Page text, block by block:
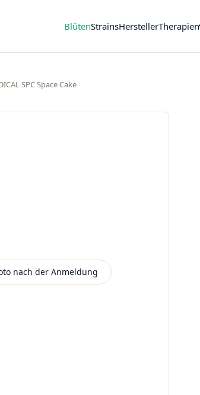
BlütenStrainsHerstellerTherapien
SPC Space Cake
nach der Anmeldung